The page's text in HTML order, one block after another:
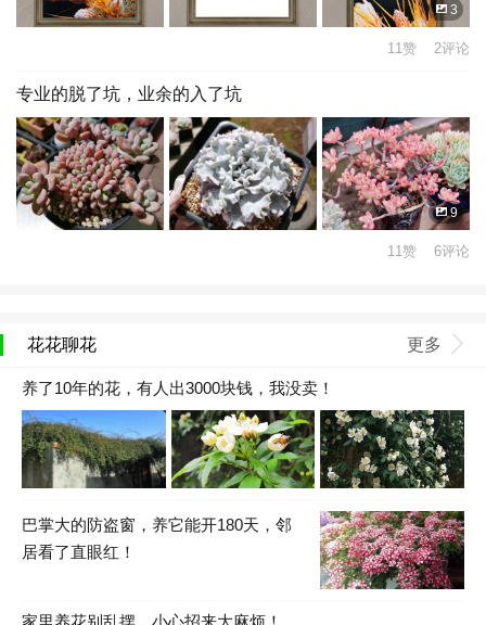
3
11赞 2评论
专业的脱了坑，业余的入了坑
9
11赞 6评论
花花聊花 更多
养了10年的花，有人出3000块钱，我没卖！
巴掌大的防盗窗，养它能开180天，邻
居看了直眼红！
家里养花别乱摆，小心招来大麻烦！